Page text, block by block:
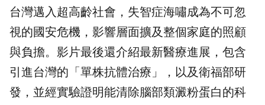
台灣邁入超高齡社會，失智症海嘯成為不可忽
視的國安危機，影響層面擴及整個家庭的照顧
與負擔。影片最後還介紹最新醫療進展，包含
引進台灣的「單株抗體治療」，以及衛福部研
發，並經實驗證明能清除腦部類澱粉蛋白的科